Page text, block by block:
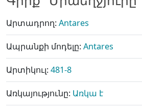
Արտադրող: Antares
Ապրանքի մոդելը: Antares
Արտիկուլ: 481-8
Առկայությունը: Առկա է